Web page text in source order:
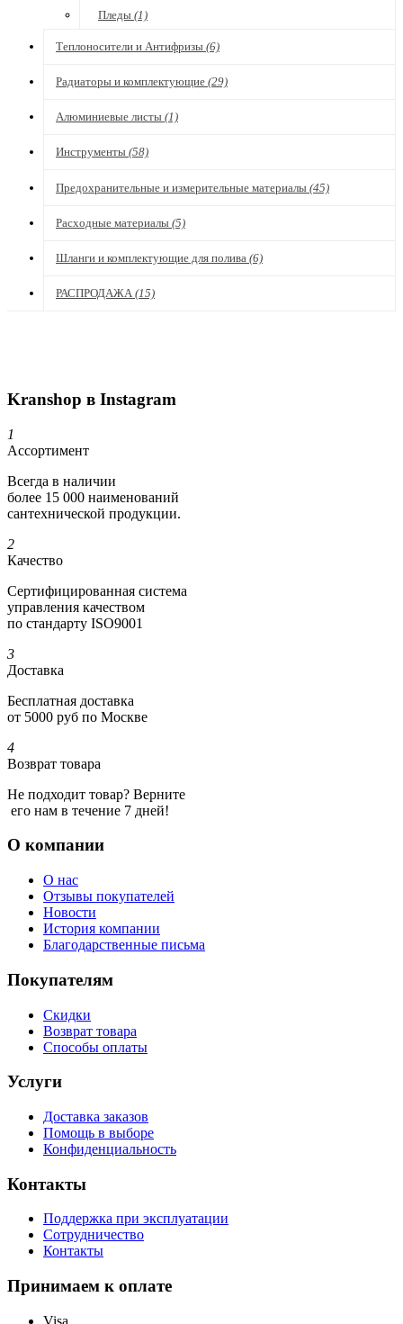
Пледы (1)
Теплоносители и Антифризы (6)
Радиаторы и комплектующие (29)
Алюминиевые листы (1)
Инструменты (58)
Предохранительные и измерительные материалы (45)
Расходные материалы (5)
Шланги и комплектующие для полива (6)
РАСПРОДАЖА (15)
Kranshop в Instagram
1
Ассортимент
Всегда в наличии
более 15 000 наименований
сантехнической продукции.
2
Качество
Сертифициро­ванная система
управления качеством
по стандарту ISO9001
3
Доставка
Бесплатная доставка
от 5000 руб по Москве
4
Возврат товара
Не подходит товар? Верните
его нам в течение 7 дней!
О компании
О нас
Отзывы покупателей
Новости
История компании
Благодарственные письма
Покупателям
Скидки
Возврат товара
Способы оплаты
Услуги
Доставка заказов
Помощь в выборе
Конфиденциальность
Контакты
Поддержка при эксплуатации
Сотрудничество
Контакты
Принимаем к оплате
Visa